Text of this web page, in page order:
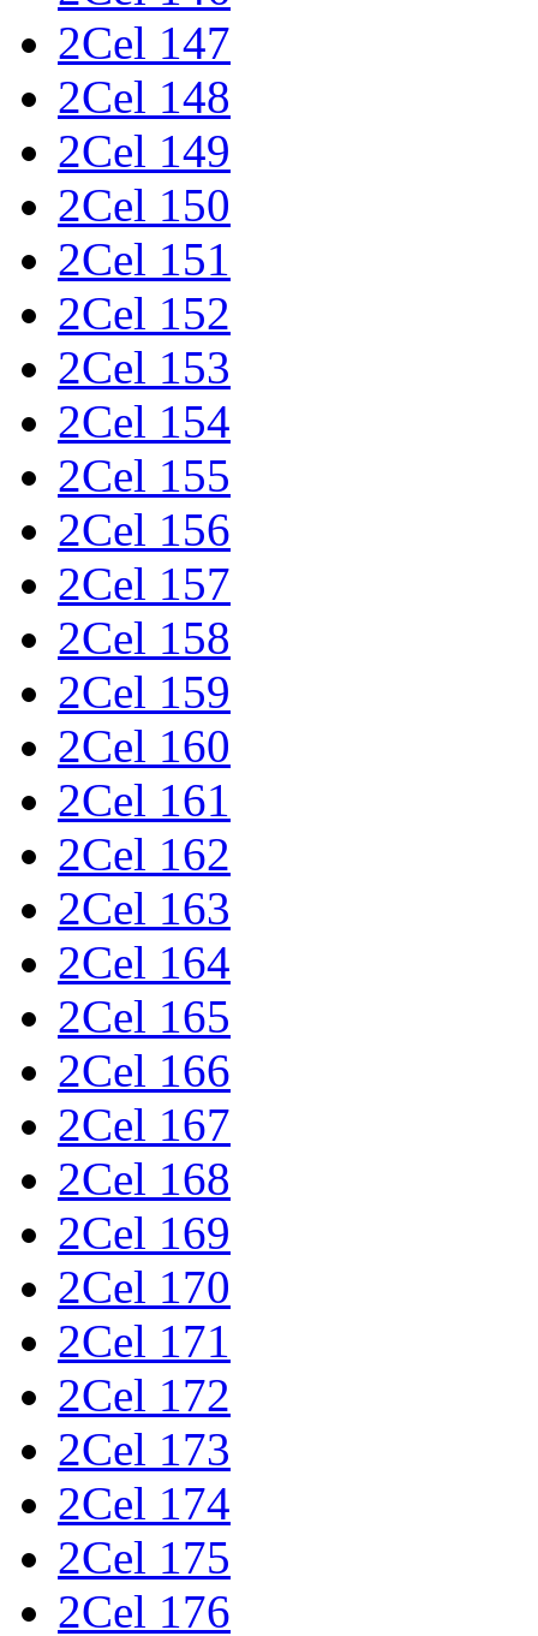
2Cel 147
2Cel 148
2Cel 149
2Cel 150
2Cel 151
2Cel 152
2Cel 153
2Cel 154
2Cel 155
2Cel 156
2Cel 157
2Cel 158
2Cel 159
2Cel 160
2Cel 161
2Cel 162
2Cel 163
2Cel 164
2Cel 165
2Cel 166
2Cel 167
2Cel 168
2Cel 169
2Cel 170
2Cel 171
2Cel 172
2Cel 173
2Cel 174
2Cel 175
2Cel 176